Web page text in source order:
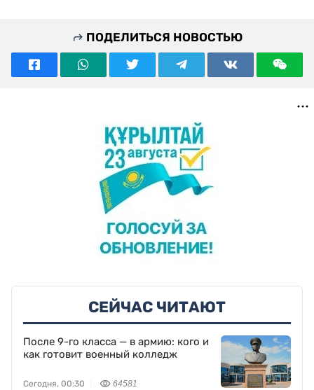
ПОДЕЛИТЬСЯ НОВОСТЬЮ
СЕЙЧАС ЧИТАЮТ
После 9-го класса — в армию: кого и
как готовит военный колледж
Сегодня, 00:30 64581